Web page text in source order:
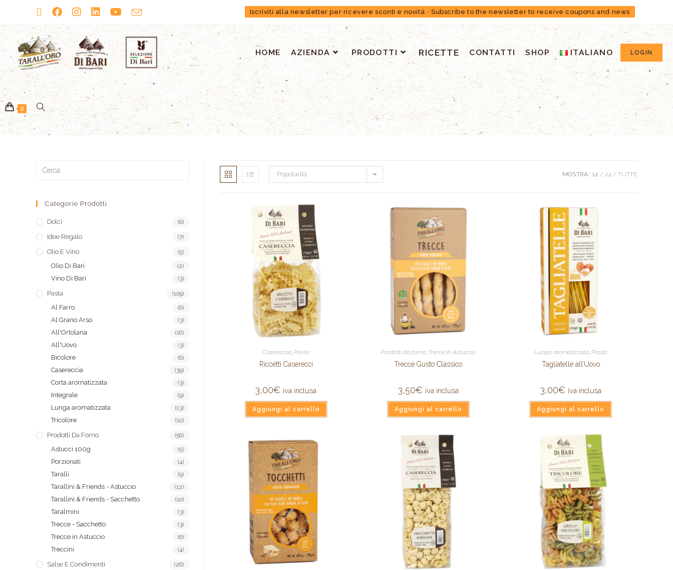
Iscriviti alla newsletter per ricevere sconti e novità - Subscribe to the newsletter to receive coupons and news
LOGIN
HOME AZIENDA PRODOTTI RICETTE CONTATTI SHOP ITALIANO
0
Popolarità MOSTRA: 12 24 TUTTE
Casereccia ,Pasta
Riccetti Caserecci
3,00€ iva inclusa
Aggiungi al carrello
Prodotti da forno, Trecce in Astuccio
Trecce Gusto Classico
3,50€ iva inclusa
Aggiungi al carrello
Lunga aromatizzata ,Pasta
Tagliatelle all’Uovo
3,00€ iva inclusa
Aggiungi al carrello
Categorie Prodotti
Dolci (6)
Idee Regalo (7)
Olio E Vino (5)
Olio Di Bari (2)
Vino Di Bari (3)
Pasta (109)
Al Farro (6)
Al Grano Arso (3)
All'Ortolana (16)
All'Uovo (3)
Bicolore (6)
Casereccia (39)
Corta aromatizzata (3)
Integrale (9)
Lunga aromatizzata (13)
Tricolore (10)
Prodotti Da Forno (56)
Astucci 100g (5)
Porzionati (4)
Taralli (9)
Tarallini & Friends - Astuccio (12)
Tarallini & Friends - Sacchetto (10)
Taralmini (3)
Trecce - Sacchetto (3)
Trecce in Astuccio (6)
Treccini (4)
Salse E Condimenti (26)